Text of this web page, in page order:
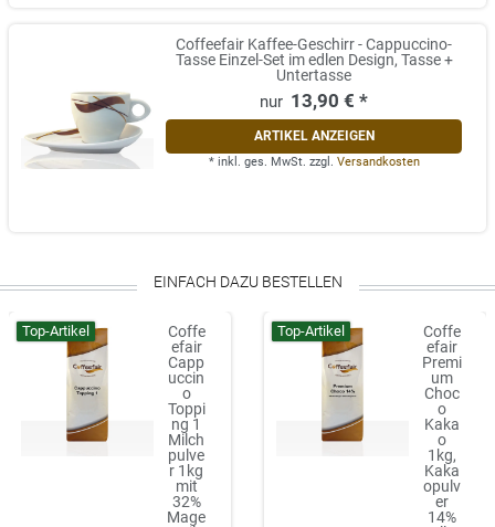
Coffeefair Kaffee-Geschirr - Cappuccino-
Tasse Einzel-Set im edlen Design, Tasse +
Untertasse
13,90 € *
ARTIKEL ANZEIGEN
* inkl. ges. MwSt. zzgl. Versandkosten
EINFACH DAZU BESTELLEN
Top-Artikel
Coffe
efair
Capp
uccin
o
Toppi
ng 1
Milch
pulve
r 1kg
mit
32%
Mage
Top-Artikel
Coffe
efair
Premi
um
Choc
o
Kaka
o
1kg,
Kaka
opulv
er
14%